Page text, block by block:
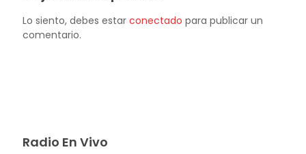
Lo siento, debes estar conectado para publicar un
comentario.
Radio En Vivo